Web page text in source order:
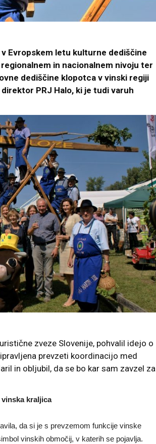
Evropskem letu kulturne dediščine
in nacionalnem nivoju ter
dediščine klopotca v vinski regiji
PRJ Halo, ki je tudi varuh
zveze Slovenije, pohvalil idejo o
prevzeti koordinacijo med
in obljubil, da se bo kar sam zavzel za
kraljica
da si je s prevzemom funkcije vinske
vinskih območij, v katerih se pojavlja.